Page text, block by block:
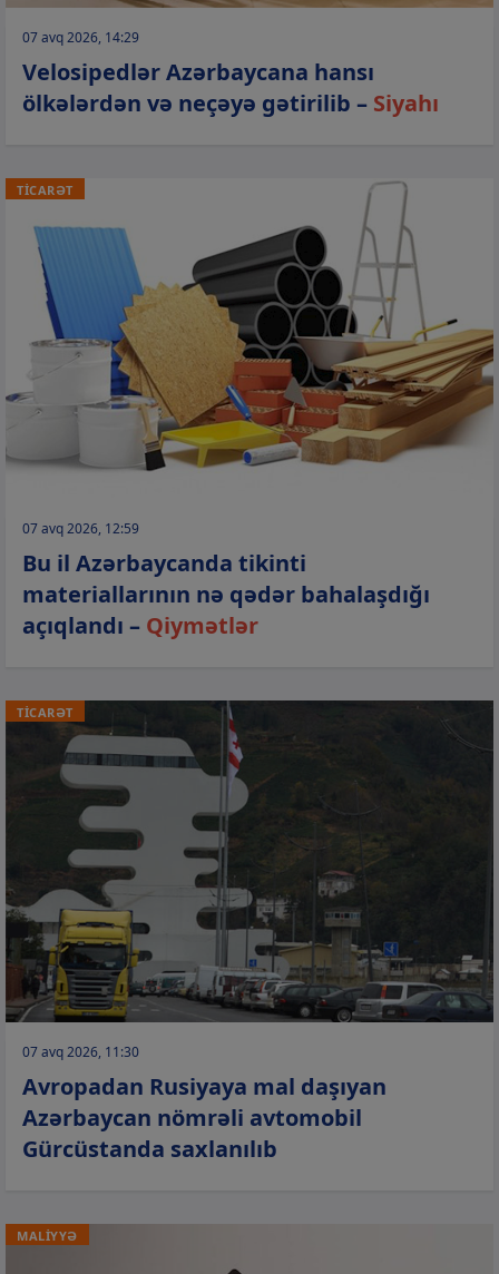
07 avq 2026, 14:29
Velosipedlər Azərbaycana hansı
ölkələrdən və neçəyə gətirilib – Siyahı
TİCARƏT
07 avq 2026, 12:59
Bu il Azərbaycanda tikinti
materiallarının nə qədər bahalaşdığı
açıqlandı – Qiymətlər
TİCARƏT
07 avq 2026, 11:30
Avropadan Rusiyaya mal daşıyan
Azərbaycan nömrəli avtomobil
Gürcüstanda saxlanılıb
MALİYYƏ